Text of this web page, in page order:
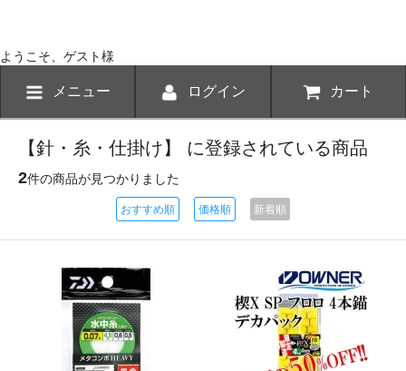
ようこそ、ゲスト様
メニュー ログイン カート
【針・糸・仕掛け】 に登録されている商品
2件の商品が見つかりました
おすすめ順 価格順 新着順